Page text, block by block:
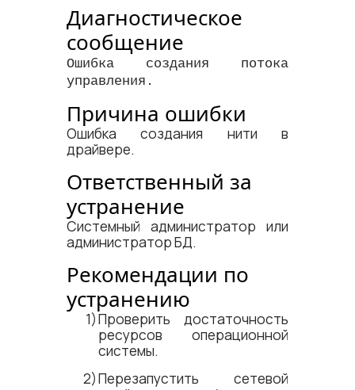
Диагностическое
сообщение
Ошибка создания потока
управления.
Причина ошибки
Ошибка создания нити в
драйвере.
Ответственный за
устранение
Системный администратор или
администратор БД.
Рекомендации по
устранению
Проверить достаточность
ресурсов операционной
системы.
Перезапустить сетевой